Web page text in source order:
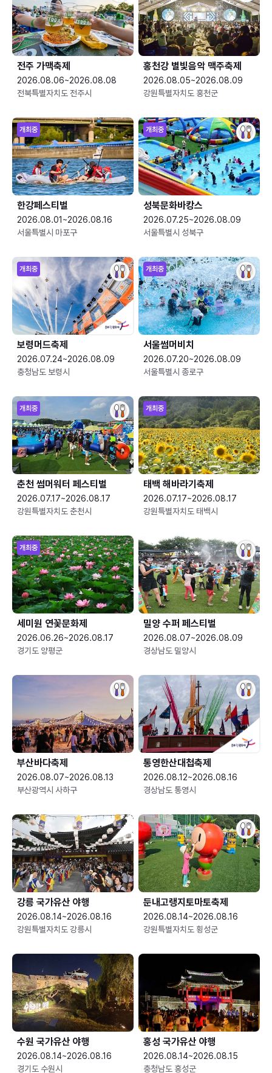
전주 가맥축제
2026.08.06~2026.08.08
전북특별자치도 전주시
홍천강 별빛음악 맥주축제
2026.08.05~2026.08.09
강원특별자치도 홍천군
개최중
한강페스티벌
2026.08.01~2026.08.16
서울특별시 마포구
개최중
성북문화바캉스
2026.07.25~2026.08.09
서울특별시 성북구
개최중
보령머드축제
2026.07.24~2026.08.09
충청남도 보령시
개최중
서울썸머비치
2026.07.20~2026.08.09
서울특별시 종로구
개최중
춘천 썸머워터 페스티벌
2026.07.17~2026.08.17
강원특별자치도 춘천시
개최중
태백 해바라기축제
2026.07.17~2026.08.17
강원특별자치도 태백시
개최중
세미원 연꽃문화제
2026.06.26~2026.08.17
경기도 양평군
밀양 수퍼 페스티벌
2026.08.07~2026.08.09
경상남도 밀양시
부산바다축제
2026.08.07~2026.08.13
부산광역시 사하구
통영한산대첩축제
2026.08.12~2026.08.16
경상남도 통영시
강릉 국가유산 야행
2026.08.14~2026.08.16
강원특별자치도 강릉시
둔내고랭지토마토축제
2026.08.14~2026.08.16
강원특별자치도 횡성군
수원 국가유산 야행
2026.08.14~2026.08.16
경기도 수원시
홍성 국가유산 야행
2026.08.14~2026.08.15
충청남도 홍성군